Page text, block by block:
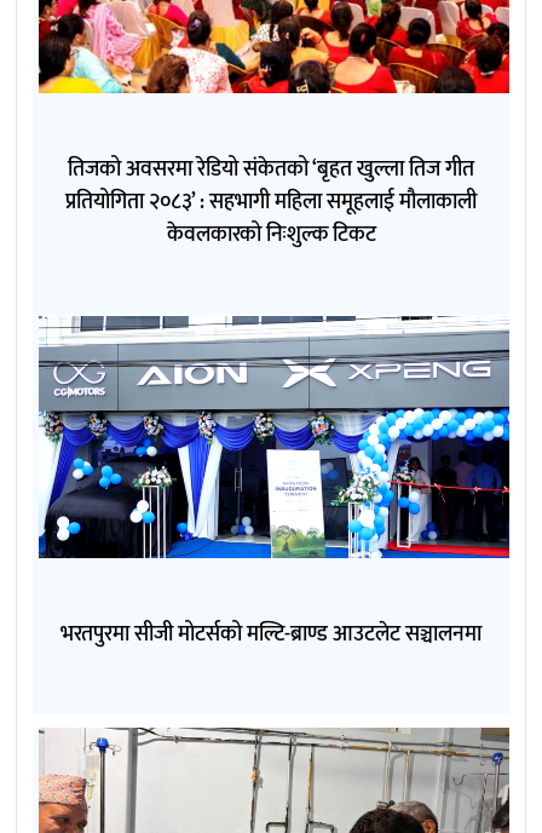
तिजको अवसरमा रेडियो संकेतको ‘बृहत खुल्ला तिज गीत
प्रतियोगिता २०८३’ : सहभागी महिला समूहलाई मौलाकाली
केवलकारको निःशुल्क टिकट
भरतपुरमा सीजी मोटर्सको मल्टि-ब्राण्ड आउटलेट सञ्चालनमा